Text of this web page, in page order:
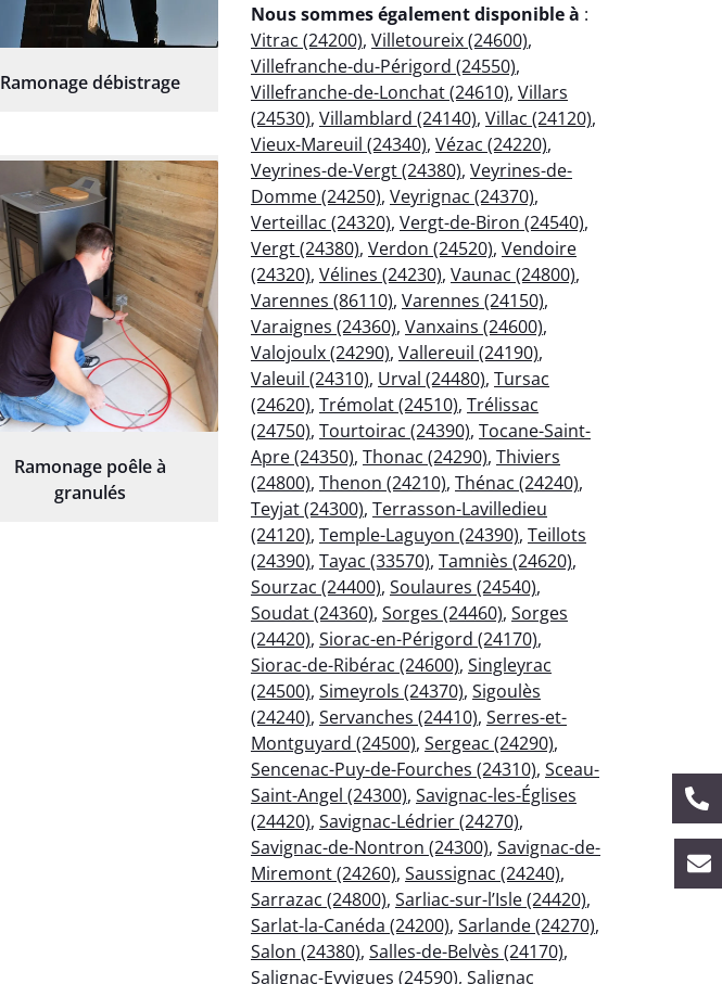
Ramonage débistrage
Ramonage poêle à
granulés
Nous sommes également disponible à :
Vitrac (24200), Villetoureix (24600),
Villefranche-du-Périgord (24550),
Villefranche-de-Lonchat (24610), Villars
(24530), Villamblard (24140), Villac (24120),
Vieux-Mareuil (24340), Vézac (24220),
Veyrines-de-Vergt (24380), Veyrines-de-
Domme (24250), Veyrignac (24370),
Verteillac (24320), Vergt-de-Biron (24540),
Vergt (24380), Verdon (24520), Vendoire
(24320), Vélines (24230), Vaunac (24800),
Varennes (86110), Varennes (24150),
Varaignes (24360), Vanxains (24600),
Valojoulx (24290), Vallereuil (24190),
Valeuil (24310), Urval (24480), Tursac
(24620), Trémolat (24510), Trélissac
(24750), Tourtoirac (24390), Tocane-Saint-
Apre (24350), Thonac (24290), Thiviers
(24800), Thenon (24210), Thénac (24240),
Teyjat (24300), Terrasson-Lavilledieu
(24120), Temple-Laguyon (24390), Teillots
(24390), Tayac (33570), Tamniès (24620),
Sourzac (24400), Soulaures (24540),
Soudat (24360), Sorges (24460), Sorges
(24420), Siorac-en-Périgord (24170),
Siorac-de-Ribérac (24600), Singleyrac
(24500), Simeyrols (24370), Sigoulès
(24240), Servanches (24410), Serres-et-
Montguyard (24500), Sergeac (24290),
Sencenac-Puy-de-Fourches (24310), Sceau-
Saint-Angel (24300), Savignac-les-Églises
(24420), Savignac-Lédrier (24270),
Savignac-de-Nontron (24300), Savignac-de-
Miremont (24260), Saussignac (24240),
Sarrazac (24800), Sarliac-sur-l’Isle (24420),
Sarlat-la-Canéda (24200), Sarlande (24270),
Salon (24380), Salles-de-Belvès (24170),
Salignac-Eyvigues (24590), Salignac